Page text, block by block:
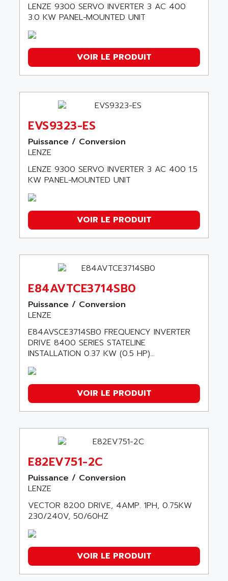
LENZE 9300 SERVO INVERTER 3 AC 400
3.0 KW PANEL−MOUNTED UNIT
VOIR LE PRODUIT
EVS9323-ES
Puissance / Conversion
LENZE
LENZE 9300 SERVO INVERTER 3 AC 400 1.5
KW PANEL−MOUNTED UNIT
VOIR LE PRODUIT
E84AVTCE3714SB0
Puissance / Conversion
LENZE
E84AVSCE3714SB0 FREQUENCY INVERTER
DRIVE 8400 SERIES STATELINE
INSTALLATION 0.37 KW (0.5 HP)...
VOIR LE PRODUIT
E82EV751-2C
Puissance / Conversion
LENZE
VECTOR 8200 DRIVE, 4AMP. 1PH, 0.75KW
230/240V, 50/60HZ
VOIR LE PRODUIT